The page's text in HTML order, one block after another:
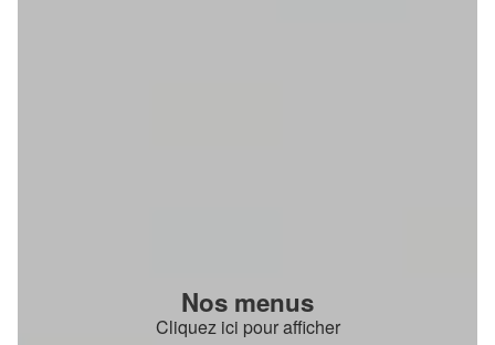
Nos menus
Cliquez ici pour afficher